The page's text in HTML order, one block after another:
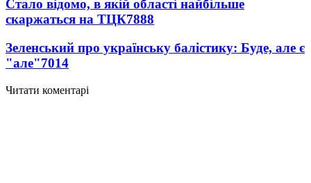
Стало відомо, в якій області найбільше
скаржаться на ТЦК7888
Зеленський про українську балістику: Буде, але є
"але"7014
Читати коментарі